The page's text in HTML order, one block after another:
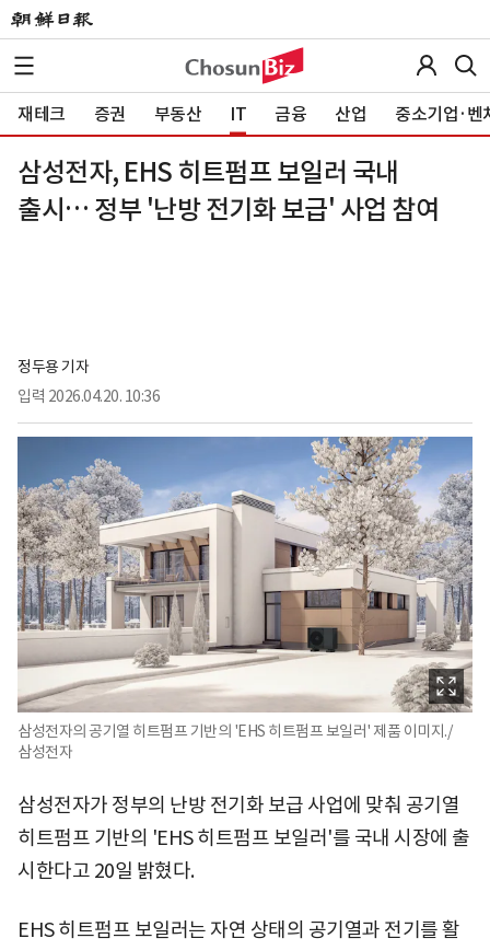
재테크 증권 부동산 IT 금융 산업 중소기업·벤
삼성전자, EHS 히트펌프 보일러 국내
출시… 정부 '난방 전기화 보급' 사업 참여
정두용 기자
입력 2026.04.20. 10:36
삼성전자의 공기열 히트펌프 기반의 'EHS 히트펌프 보일러' 제품 이미지./
삼성전자
삼성전자가 정부의 난방 전기화 보급 사업에 맞춰 공기열
히트펌프 기반의 'EHS 히트펌프 보일러'를 국내 시장에 출
시한다고 20일 밝혔다.
EHS 히트펌프 보일러는 자연 상태의 공기열과 전기를 활